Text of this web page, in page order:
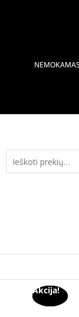
Akcija!
Akcija!
Akcija!